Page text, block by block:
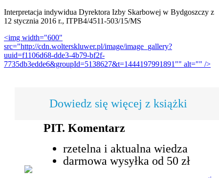
Interpretacja indywidua Dyrektora Izby Skarbowej w Bydgoszczy z
12 stycznia 2016 r., ITPB4/4511-503/15/MS
<img width="600"
src="http://cdn.wolterskluwer.pl/image/image_gallery?
uuid=f1106d68-dde3-4b79-bf2f-
7735db3edde6&groupId=5138627&t=1444197991891"" alt="" />
Dowiedz się więcej z książki
PIT. Komentarz
rzetelna i aktualna wiedza
darmowa wysyłka od 50 zł